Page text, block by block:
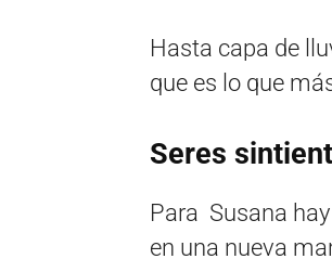
Hasta capa de
que es lo que
Seres
Para Susana
en una nueva